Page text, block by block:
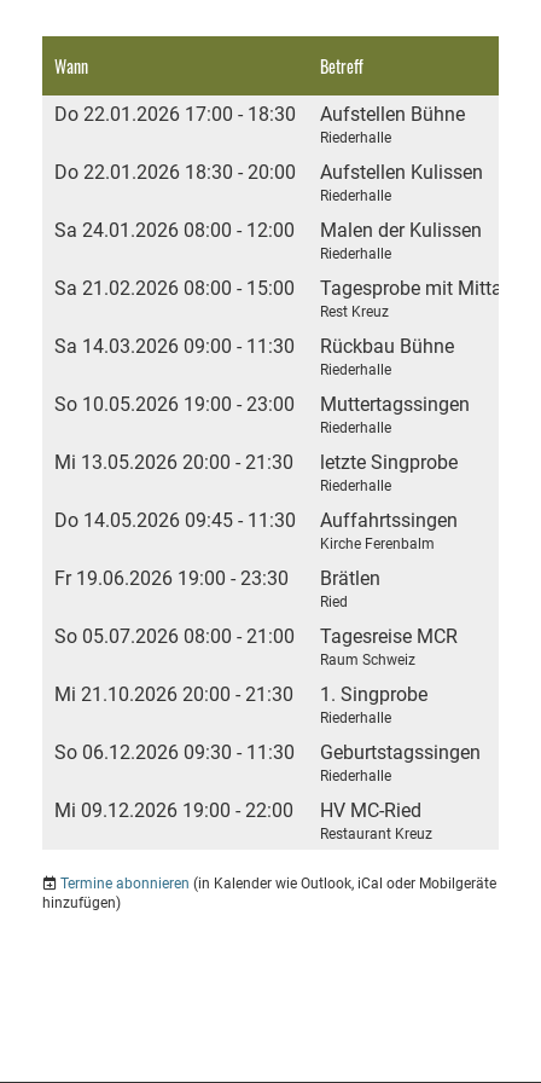
Wann Betreff
Do 22.01.2026 17:00 - 18:30 Aufstellen Bühne
Riederhalle
Do 22.01.2026 18:30 - 20:00 Aufstellen Kulissen
Riederhalle
Sa 24.01.2026 08:00 - 12:00 Malen der Kulissen
Riederhalle
Sa 21.02.2026 08:00 - 15:00 Tagesprobe mit
Rest Kreuz
Sa 14.03.2026 09:00 - 11:30 Rückbau Bühne
Riederhalle
So 10.05.2026 19:00 - 23:00 Muttertagssingen
Riederhalle
Mi 13.05.2026 20:00 - 21:30 letzte Singprobe
Riederhalle
Do 14.05.2026 09:45 - 11:30 Auffahrtssingen
Kirche Ferenbalm
Fr 19.06.2026 19:00 - 23:30 Brätlen
Ried
So 05.07.2026 08:00 - 21:00 Tagesreise MCR
Raum Schweiz
Mi 21.10.2026 20:00 - 21:30 1. Singprobe
Riederhalle
So 06.12.2026 09:30 - 11:30 Geburtstagssingen
Riederhalle
Mi 09.12.2026 19:00 - 22:00 HV MC-Ried
Restaurant Kreuz
Termine abonnieren (in Kalender wie Outlook, iCal oder Mobilgeräte
hinzufügen)